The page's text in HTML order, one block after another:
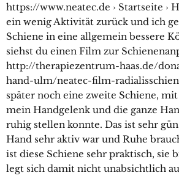
https://www.neatec.de › Startseite ›
ein wenig Aktivität zurück und ich
Schiene in eine allgemein bessere
siehst du einen Film zur
http://therapiezentrum-haas.de/
hand-ulm/neatec-film-
später noch eine zweite Schiene,
mein Handgelenk und die ganze
ruhig stellen konnte. Das ist sehr
Hand sehr aktiv war und Ruhe
ist diese Schiene sehr praktisch, sie
legt sich damit nicht unabsichtlich